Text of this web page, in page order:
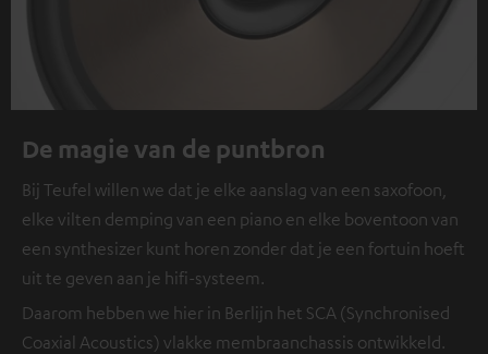
De magie van de puntbron
Bij Teufel willen we dat je elke aanslag van een saxofoon,
elke vilten demping van een piano en elke boventoon van
een synthesizer kunt horen zonder dat je een fortuin hoeft
uit te geven aan je hifi-systeem.
Daarom hebben we hier in Berlijn het SCA (Synchronised
Coaxial Acoustics) vlakke membraanchassis ontwikkeld.